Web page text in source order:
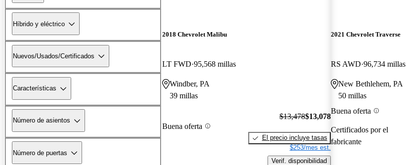
Híbrido y eléctrico
Nuevos/Usados/Certificados
Características
Número de asientos
Número de puertas
2018 Chevrolet Malibu
LT FWD 95,568 millas
Windber, PA
39 millas
Buena oferta
$13,478$13,078
El precio incluye tasas
$253/mes est.
Verif. disponibilidad
2021 Chevrolet Traverse
RS AWD 96,734 millas
New Bethlehem, PA
50 millas
Buena oferta
Certificados por el
fabricante